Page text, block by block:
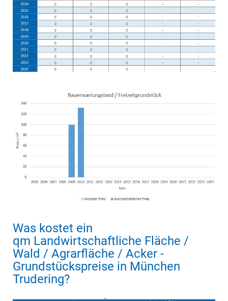
Was kostet ein
qm Landwirtschaftliche Fläche /
Wald / Agrarfläche / Acker -
Grundstückspreise in München
Trudering?